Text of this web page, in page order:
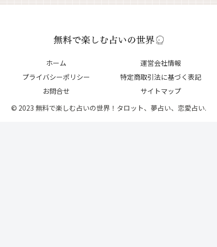
ホーム
運営会社情報
プライバシーポリシー
特定商取引法に基づく表記
お問合せ
サイトマップ
© 2023 無料で楽しむ占いの世界！タロット、夢占い、恋愛占い.